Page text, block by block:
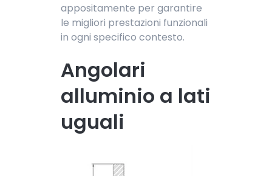
appositamente per garantire
le migliori prestazioni funzionali
in ogni specifico contesto.
Angolari
alluminio a lati
uguali